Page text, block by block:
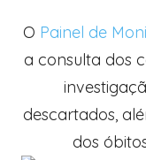
O Painel de
a consulta dos
descartados,
dos